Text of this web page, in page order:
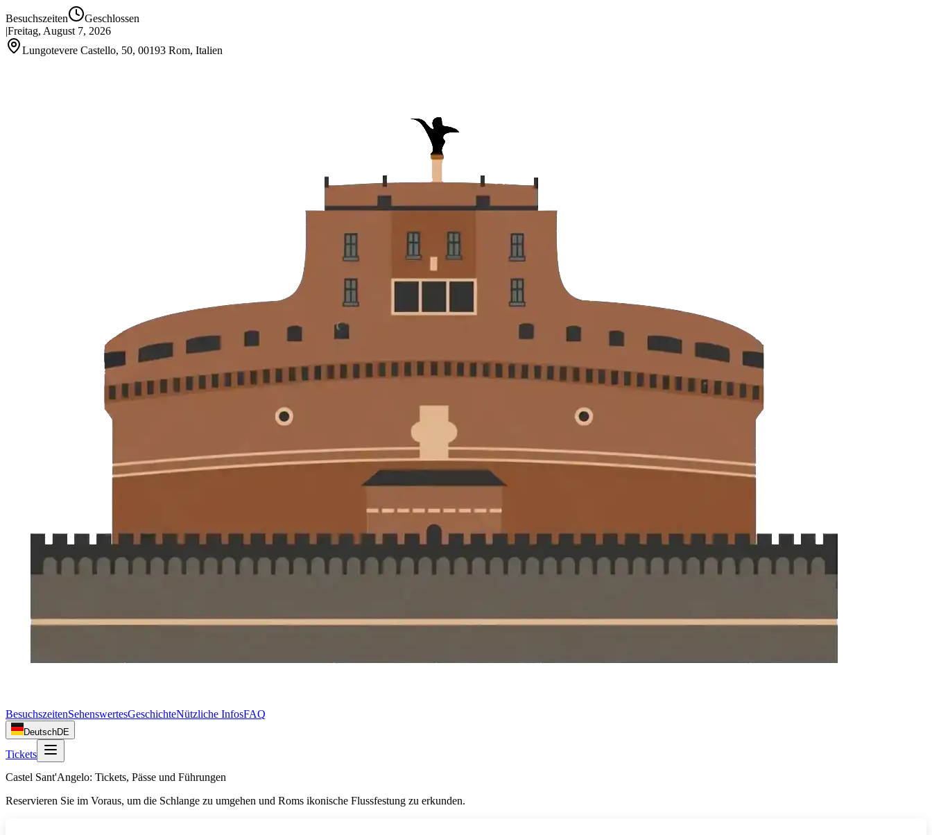
Besuchszeiten
Geschlossen
|Freitag, August 7, 2026
Lungotevere Castello, 50, 00193 Rom, Italien
BesuchszeitenSehenswertesGeschichteNützliche InfosFAQ
DeutschDE
Tickets
Castel Sant'Angelo: Tickets, Pässe und Führungen
Reservieren Sie im Voraus, um die Schlange zu umgehen und Roms ikonische Flussfestung zu erkunden.